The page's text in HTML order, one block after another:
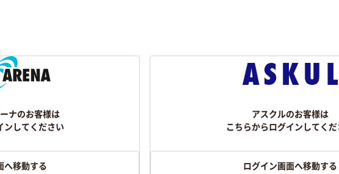
ナのお客様は
ンしてください
へ移動する
アスクルのお客様は
こちらからログインしてくだ
ログイン画面へ移動する